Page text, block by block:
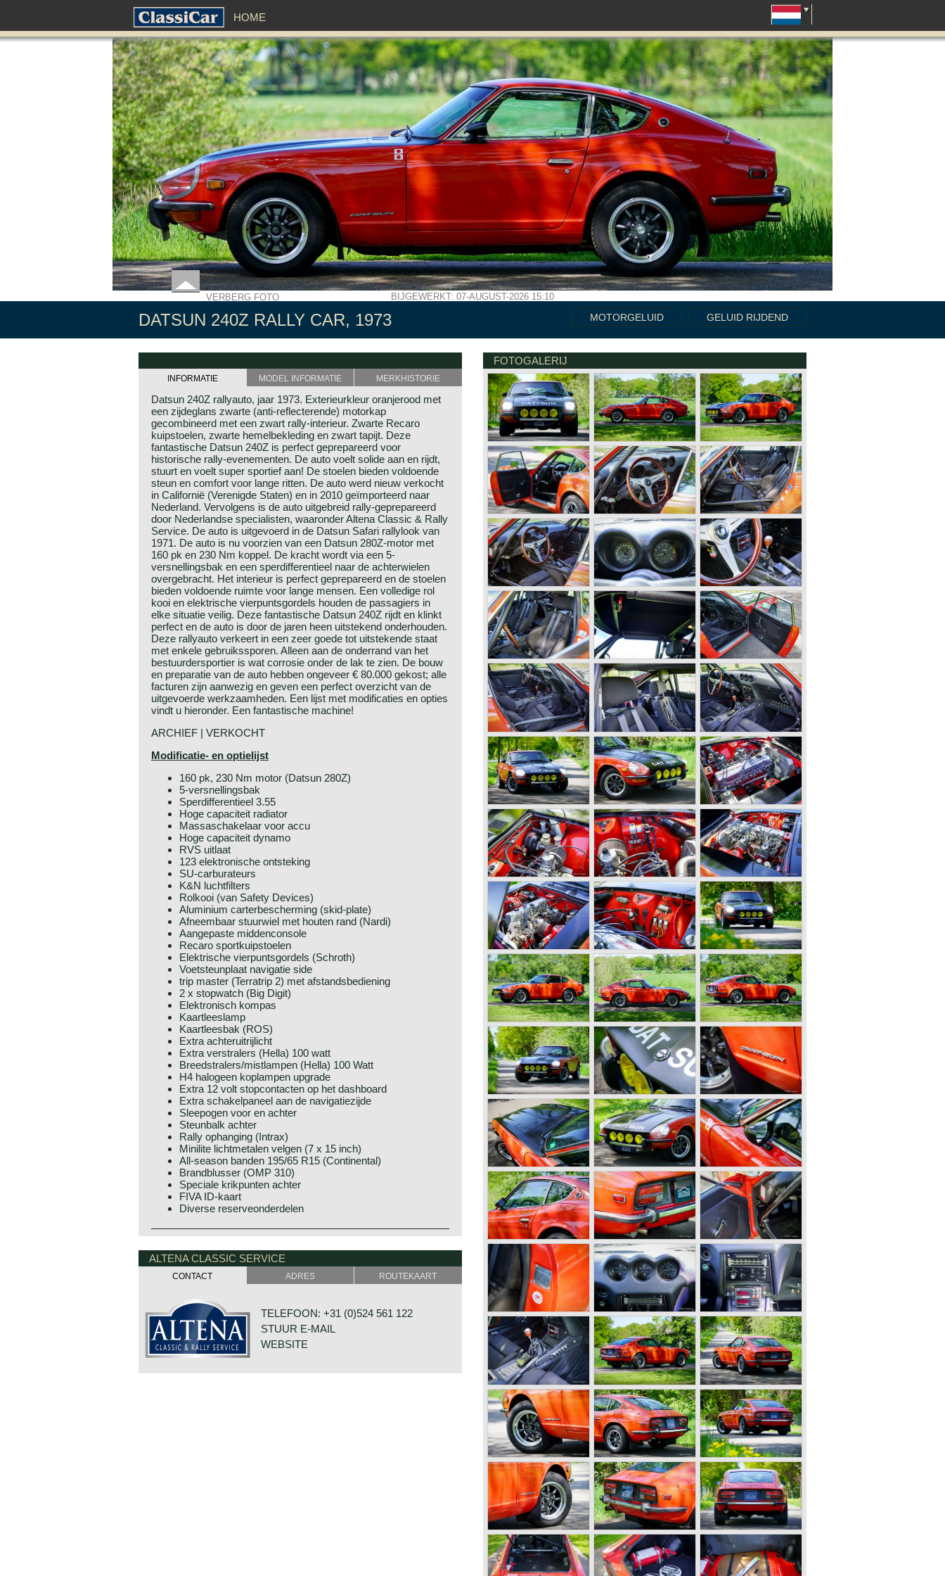
HOME
VERBERG FOTO BIJGEWERKT: 07-AUGUST-2026 15:10
DATSUN 240Z RALLY CAR, 1973 MOTORGELUID GELUID RIJDEND
INFORMATIE MODEL INFORMATIE MERKHISTORIE
Datsun 240Z rallyauto, jaar 1973. Exterieurkleur oranjerood met
een zijdeglans zwarte (anti-reflecterende) motorkap
gecombineerd met een zwart rally-interieur. Zwarte Recaro
kuipstoelen, zwarte hemelbekleding en zwart tapijt. Deze
fantastische Datsun 240Z is perfect geprepareerd voor
historische rally-evenementen. De auto voelt solide aan en rijdt,
stuurt en voelt super sportief aan! De stoelen bieden voldoende
steun en comfort voor lange ritten. De auto werd nieuw verkocht
in Californië (Verenigde Staten) en in 2010 geïmporteerd naar
Nederland. Vervolgens is de auto uitgebreid rally-geprepareerd
door Nederlandse specialisten, waaronder Altena Classic & Rally
Service. De auto is uitgevoerd in de Datsun Safari rallylook van
1971. De auto is nu voorzien van een Datsun 280Z-motor met
160 pk en 230 Nm koppel. De kracht wordt via een 5-
versnellingsbak en een sperdifferentieel naar de achterwielen
overgebracht. Het interieur is perfect geprepareerd en de stoelen
bieden voldoende ruimte voor lange mensen. Een volledige rol
kooi en elektrische vierpuntsgordels houden de passagiers in
elke situatie veilig. Deze fantastische Datsun 240Z rijdt en klinkt
perfect en de auto is door de jaren heen uitstekend onderhouden.
Deze rallyauto verkeert in een zeer goede tot uitstekende staat
met enkele gebruikssporen. Alleen aan de onderrand van het
bestuurdersportier is wat corrosie onder de lak te zien. De bouw
en preparatie van de auto hebben ongeveer € 80.000 gekost; alle
facturen zijn aanwezig en geven een perfect overzicht van de
uitgevoerde werkzaamheden. Een lijst met modificaties en opties
vindt u hieronder. Een fantastische machine!
ARCHIEF | VERKOCHT
Modificatie- en optielijst
160 pk, 230 Nm motor (Datsun 280Z)
5-versnellingsbak
Sperdifferentieel 3.55
Hoge capaciteit radiator
Massaschakelaar voor accu
Hoge capaciteit dynamo
RVS uitlaat
123 elektronische ontsteking
SU-carburateurs
K&N luchtfilters
Rolkooi (van Safety Devices)
Aluminium carterbescherming (skid-plate)
Afneembaar stuurwiel met houten rand (Nardi)
Aangepaste middenconsole
Recaro sportkuipstoelen
Elektrische vierpuntsgordels (Schroth)
Voetsteunplaat navigatie side
trip master (Terratrip 2) met afstandsbediening
2 x stopwatch (Big Digit)
Elektronisch kompas
Kaartleeslamp
Kaartleesbak (ROS)
Extra achteruitrijlicht
Extra verstralers (Hella) 100 watt
Breedstralers/mistlampen (Hella) 100 Watt
H4 halogeen koplampen upgrade
Extra 12 volt stopcontacten op het dashboard
Extra schakelpaneel aan de navigatiezijde
Sleepogen voor en achter
Steunbalk achter
Rally ophanging (Intrax)
Minilite lichtmetalen velgen (7 x 15 inch)
All-season banden 195/65 R15 (Continental)
Brandblusser (OMP 310)
Speciale krikpunten achter
FIVA ID-kaart
Diverse reserveonderdelen
Deze auto werd rally geprepareerd en daarbij gemodificeerd.
gegevens zijn in de omschrijving verwerkt.
ALTENA CLASSIC SERVICE
CONTACT ADRES ROUTEKAART
TELEFOON: +31 (0)524 561 122
STUUR E-MAIL
WEBSITE
FOTOGALERIJ